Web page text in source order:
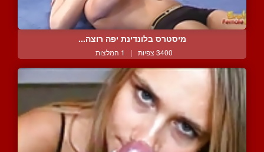
מיסטרס בלונדינת יפה רוצה...
3400 צפיות | 1 המלצות